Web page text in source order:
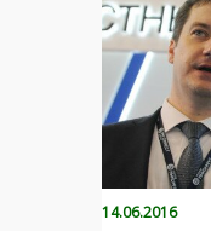
14.06.2016